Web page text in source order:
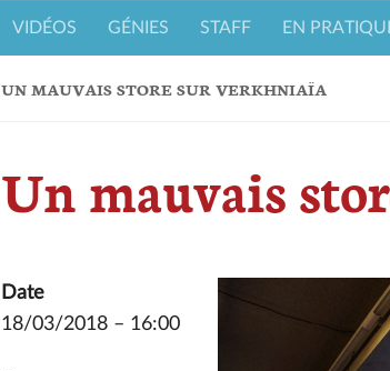
VIDÉOS GÉNIES STAFF EN
UN MAUVAIS STORE SUR VERKHNIAÏA
Un mauvais
Date
18/03/2018 – 16:00